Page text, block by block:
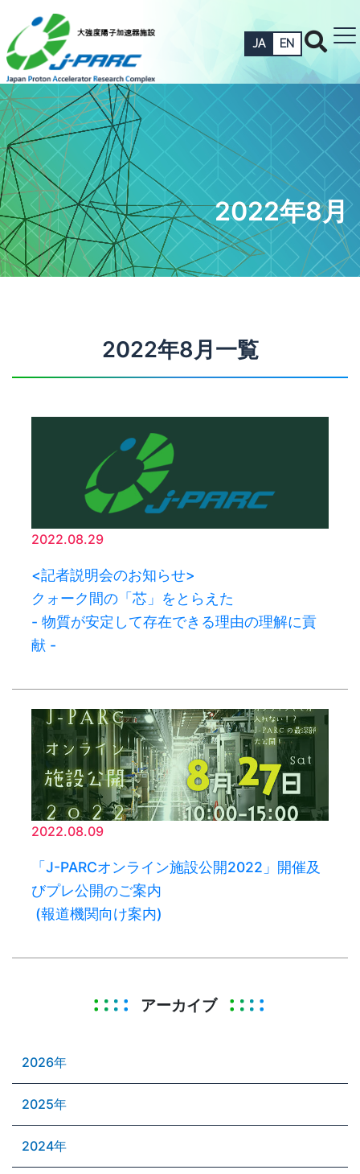
JA EN
2022年8月
2022年8月一覧
2022.08.29
<記者説明会のお知らせ>
クォーク間の「芯」をとらえた
- 物質が安定して存在できる理由の理解に貢
献 -
2022.08.09
「J-PARCオンライン施設公開2022」開催及
びプレ公開のご案内
(報道機関向け案内)
アーカイブ
2026年
2025年
2024年